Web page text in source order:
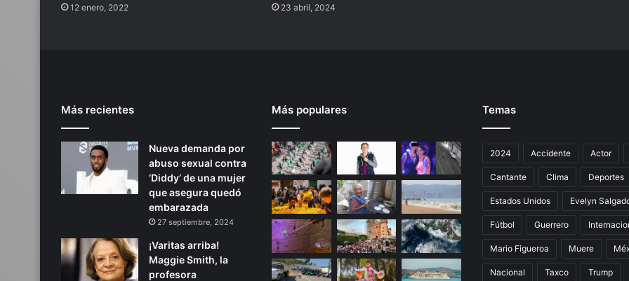
12 enero, 2022 23 abril, 2024
Más recientes
Nueva demanda por
abuso sexual contra
‘Diddy’ de una mujer
que asegura quedó
embarazada
27 septiembre, 2024
¡Varitas arriba!
Maggie Smith, la
profesora
Más populares Temas
2024 Accidente Actor
Cantante Clima Deportes
Estados Unidos Evelyn
Fútbol Guerrero
Mario Figueroa Muere
Nacional Taxco Trump